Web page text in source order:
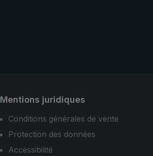
Mentions juridiques
Conditions générales de vente
Protection des données
Accessibilité